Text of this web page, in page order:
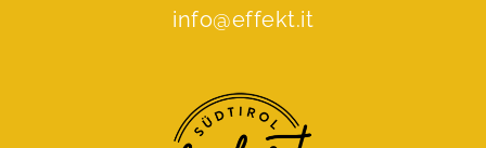
info@effekt.it